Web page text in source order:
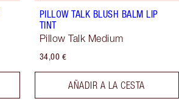
PILLOW TALK BLUSH BALM LIP
TINT
Pillow Talk Medium
34,00 €
AÑADIR A LA CESTA